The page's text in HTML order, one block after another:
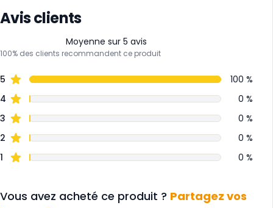
Avis clients
Moyenne sur 5 avis
100% des clients recommandent ce produit
5
100 %
4
0 %
3
0 %
2
0 %
1
0 %
Vous avez acheté ce produit ? Partagez vos